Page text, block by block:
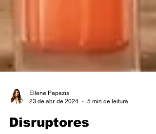
23 de abr. de 2024
5 min de leitura